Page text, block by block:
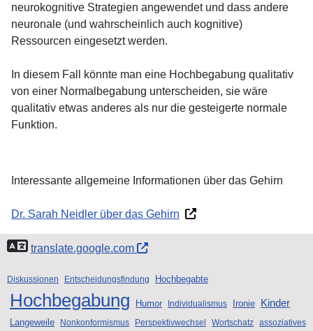
neurokognitive Strategien angewendet und dass andere
neuronale (und wahrscheinlich auch kognitive)
Ressourcen eingesetzt werden.
In diesem Fall könnte man eine Hochbegabung qualitativ
von einer Normalbegabung unterscheiden, sie wäre
qualitativ etwas anderes als nur die gesteigerte normale
Funktion.
Interessante allgemeine Informationen über das Gehirn
Dr. Sarah Neidler über das Gehirn
translate.google.com
Diskussionen Entscheidungsfindung Hochbegabte
Hochbegabung Humor Individualismus Ironie Kinder
Langeweile Nonkonformismus Perspektivwechsel Wortschatz assoziatives